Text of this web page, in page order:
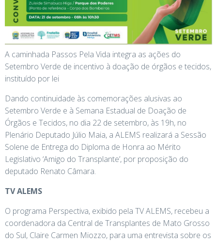
A caminhada Passos Pela Vida integra as ações do
Setembro Verde de incentivo à doação de órgãos e tecidos,
instituído por lei
Dando continuidade às comemorações alusivas ao
Setembro Verde e à Semana Estadual de Doação de
Órgãos e Tecidos, no dia 22 de setembro, às 19h, no
Plenário Deputado Júlio Maia, a ALEMS realizará a Sessão
Solene de Entrega do Diploma de Honra ao Mérito
Legislativo ‘Amigo do Transplante’, por proposição do
deputado Renato Câmara.
TV ALEMS
O programa Perspectiva, exibido pela TV ALEMS, recebeu a
coordenadora da Central de Transplantes de Mato Grosso
do Sul, Claire Carmen Miozzo, para uma entrevista sobre os